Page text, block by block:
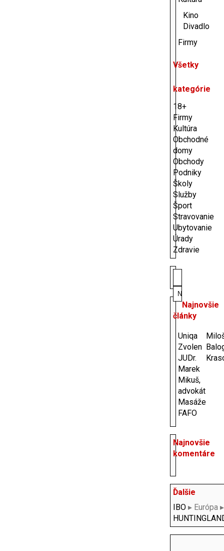
Kino
Divadlo
Firmy
Všetky
kategórie
18+
Firmy
Kultúra
Obchodné
domy
Obchody
Podniky
Školy
Služby
Šport
Stravovanie
Ubytovanie
Úrady
Zdravie
Hľadať:
Najnovšie
články
Uniqa
Zvolen
JUDr.
Marek
Mikuš,
advokát
Masáže
FAFO
Najnovšie
komentáre
Ďalšie
IBO▸ Európa